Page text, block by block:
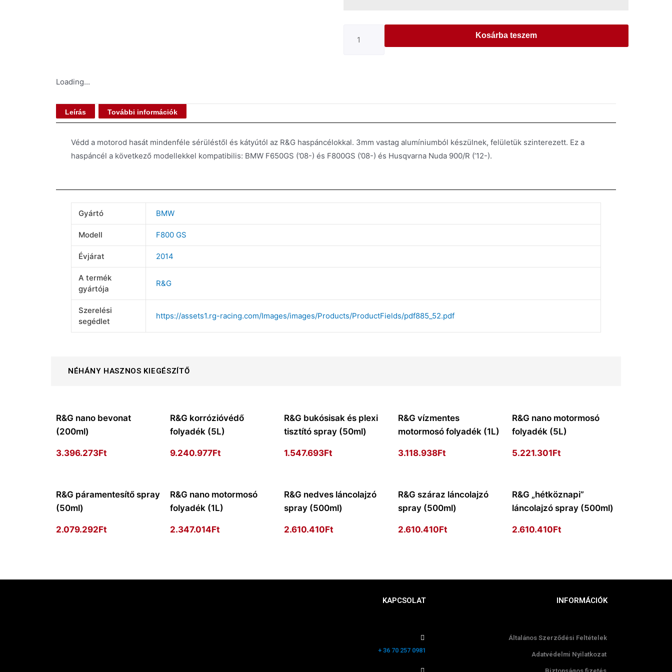
Kosárba teszem
Loading...
Leírás További információk
Védd a motorod hasát mindenféle sérüléstől és kátyútól az R&G haspáncélokkal. 3mm vastag alumíniumból készülnek, felületük szinterezett. Ez a
haspáncél a következő modellekkel kompatibilis: BMW F650GS (’08-) és F800GS (’08-) és Husqvarna Nuda 900/R (’12-).
Gyártó BMW
Modell F800 GS
Évjárat 2014
A termék
gyártója
R&G
Szerelési
segédlet
https://assets1.rg-racing.com/Images/images/Products/ProductFields/pdf885_52.pdf
NÉHÁNY HASZNOS KIEGÉSZÍTŐ
R&G nano bevonat
(200ml)
3.396.273Ft
R&G korrózióvédő
folyadék (5L)
9.240.977Ft
R&G bukósisak és plexi
tisztító spray (50ml)
1.547.693Ft
R&G vízmentes
motormosó folyadék (1L)
3.118.938Ft
R&G nano motormosó
folyadék (5L)
5.221.301Ft
R&G páramentesítő spray
(50ml)
2.079.292Ft
R&G nano motormosó
folyadék (1L)
2.347.014Ft
R&G nedves láncolajzó
spray (500ml)
2.610.410Ft
R&G száraz láncolajzó
spray (500ml)
2.610.410Ft
R&G „hétköznapi”
láncolajzó spray (500ml)
2.610.410Ft
KAPCSOLAT
+ 36 70 257 0981
INFORMÁCIÓK
Általános Szerződési Feltételek
Adatvédelmi Nyilatkozat